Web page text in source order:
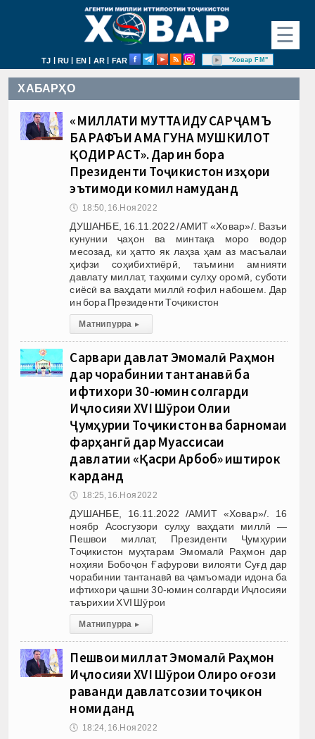
☰
TJ | RU | EN | AR | FAR "Ховар FM"
ХАБАРҲО
«МИЛЛАТИ МУТТАҲИДУ САРҶАМЪ
БА РАФЪИ ҲАМА ГУНА МУШКИЛОТ
ҚОДИР АСТ». Дар ин бора
Президенти Тоҷикистон изҳори
эътимоди комил намуданд
🕔 18:50, 16.Ноя 2022
ДУШАНБЕ, 16.11.2022 /АМИТ «Ховар»/. Вазъи
кунунии ҷаҳон ва минтақа моро водор
месозад, ки ҳатто як лаҳза ҳам аз масъалаи
ҳифзи соҳибихтиёрӣ, таъмини амнияти
давлату миллат, таҳкими сулҳу оромӣ, суботи
сиёсӣ ва ваҳдати миллӣ ғофил набошем. Дар
ин бора Президенти Тоҷикистон
Матни пурра ▸
Сарвари давлат Эмомалӣ Раҳмон
дар чорабинии тантанавӣ ба
ифтихори 30-юмин солгарди
Иҷлосияи XVI Шӯрои Олии
Ҷумҳурии Тоҷикистон ва барномаи
фарҳангӣ дар Муассисаи
давлатии «Қасри Арбоб» иштирок
карданд
🕔 18:25, 16.Ноя 2022
ДУШАНБЕ, 16.11.2022 /АМИТ «Ховар»/. 16
ноябр Асосгузори сулҳу ваҳдати миллӣ —
Пешвои миллат, Президенти Ҷумҳурии
Тоҷикистон муҳтарам Эмомалӣ Раҳмон дар
ноҳияи Бобоҷон Ғафурови вилояти Суғд дар
чорабинии тантанавӣ ва ҷамъомади идона ба
ифтихори ҷашни 30-юмин солгарди Иҷлосияи
таърихии XVI Шӯрои
Матни пурра ▸
Пешвои миллат Эмомалӣ Раҳмон
Иҷлосияи XVI Шӯрои Олиро оғози
раванди давлатсозии тоҷикон
номиданд
🕔 18:24, 16.Ноя 2022